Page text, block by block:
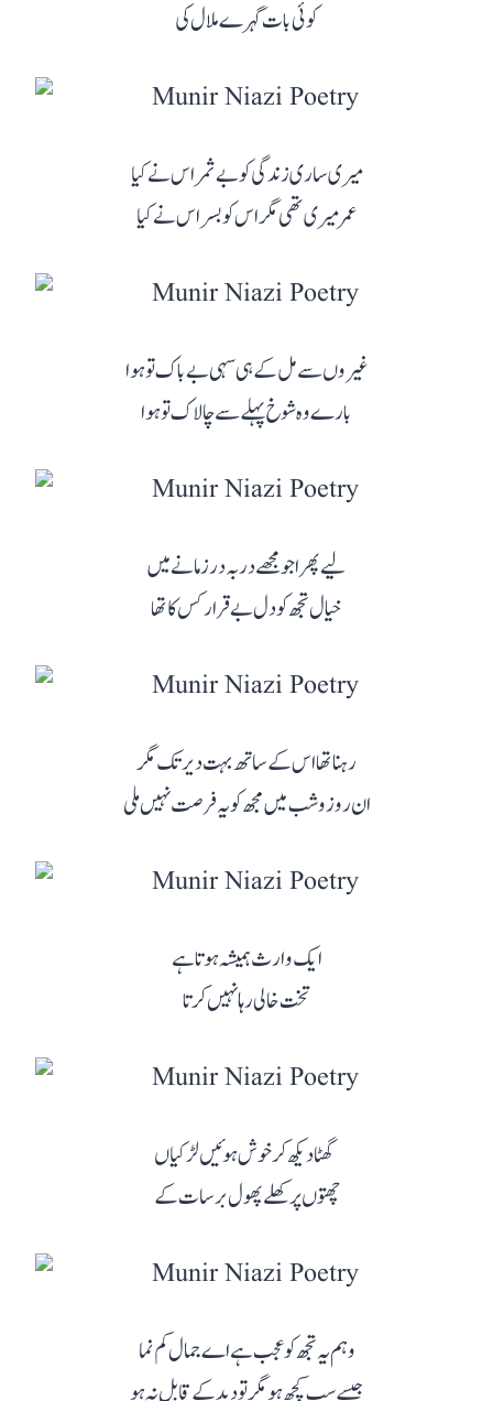
کوئی بات گہرے ملال کی
میری ساری زندگی کو بے ثمر اس نے کیا
عمر میری تھی مگر اس کو بسر اس نے کیا
غیروں سے مل کے ہی سہی بے باک تو ہوا
بارے وہ شوخ پہلے سے چالاک تو ہوا
لیے پھرا جو مجھے در بہ در زمانے میں
خیال تجھ کو دل بے قرار کس کا تھا
رہنا تھا اس کے ساتھ بہت دیر تک مگر
ان روز و شب میں مجھ کو یہ فرصت نہیں ملی
ایک وارث ہمیشہ ہوتا ہے
تخت خالی رہا نہیں کرتا
گھٹا دیکھ کر خوش ہوئیں لڑکیاں
چھتوں پر کھلے پھول برسات کے
وہم یہ تجھ کو عجب ہے اے جمال کم نما